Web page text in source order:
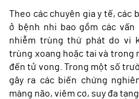
Theo các chuyên gia y tế, các
ở bệnh nhi bao gồm các
nhiễm trùng thứ phát do vi
trùng xoang hoặc tai và trong
đến tử vong. Trong một số
gây ra các biến chứng
màng não, viêm cơ, suy đa tạng.